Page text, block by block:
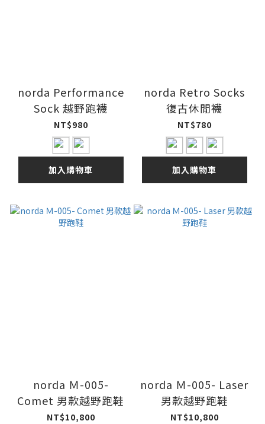
norda Performance
Sock 越野跑襪
NT$980
加入購物車
norda Retro Socks
復古休閒襪
NT$780
加入購物車
norda Ｍ-005-
Comet 男款越野跑鞋
NT$10,800
norda Ｍ-005- Laser
男款越野跑鞋
NT$10,800